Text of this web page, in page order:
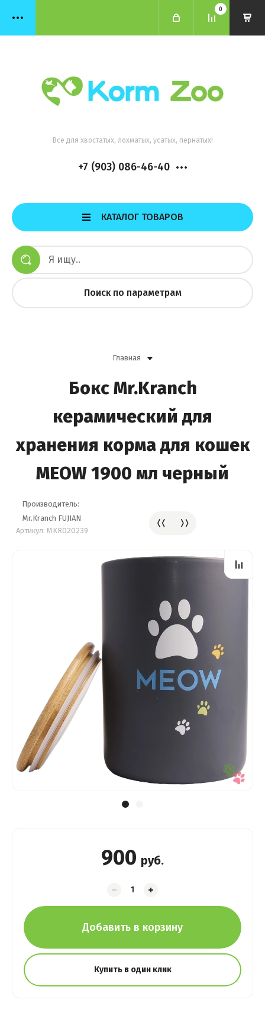
0
Всё для хвостатых, лохматых, усатых, пернатых!
+7 (903) 086-46-40
КАТАЛОГ ТОВАРОВ
Поиск по параметрам
Главная
Бокс Mr.Kranch
керамический для
хранения корма для кошек
MEOW 1900 мл черный
Производитель:
Mr.Kranch FUJIAN
Артикул: MKR020239
900 руб.
Добавить в корзину
Купить в один клик